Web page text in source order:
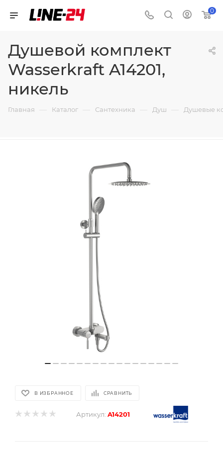
0
Душевой комплект
Wasserkraft A14201,
никель
Главная — Каталог — Сантехника — Душ — Душевые
В ИЗБРАННОЕ СРАВНИТЬ
Артикул: A14201